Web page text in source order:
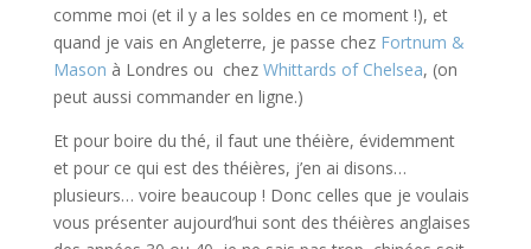
comme moi (et il y a les soldes en ce moment !), et
quand je vais en Angleterre, je passe chez Fortnum &
Mason à Londres ou chez Whittards of Chelsea, (on
peut aussi commander en ligne.)
Et pour boire du thé, il faut une théière, évidemment
et pour ce qui est des théières, j’en ai disons…
plusieurs… voire beaucoup ! Donc celles que je voulais
vous présenter aujourd’hui sont des théières anglaises